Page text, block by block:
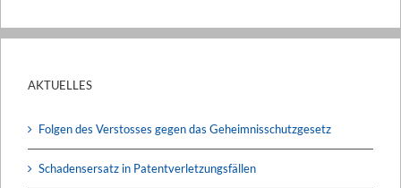
AKTUELLES
Folgen des Verstosses gegen das Geheimnisschutzgesetz
Schadensersatz in Patentverletzungsfällen